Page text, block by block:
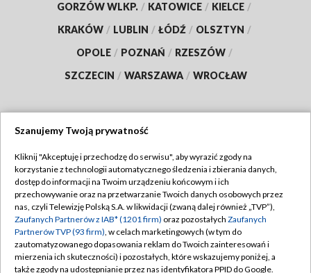
GORZÓW WLKP. / KATOWICE / KIELCE /
KRAKÓW / LUBLIN / ŁÓDŹ / OLSZTYN /
OPOLE / POZNAŃ / RZESZÓW /
SZCZECIN / WARSZAWA / WROCŁAW
TVP
Abonament TVP
Emisja w TVP
Centrum informacji TVP
Naziemna Telewizja Cyfrowa
Regulamin TVP
Polityka prywatności
Moje zgody
Pomoc
Szanujemy Twoją prywatność
Kliknij "Akceptuję i przechodzę do serwisu", aby wyrazić zgody na
korzystanie z technologii automatycznego śledzenia i zbierania danych,
dostęp do informacji na Twoim urządzeniu końcowym i ich
przechowywanie oraz na przetwarzanie Twoich danych osobowych przez
nas, czyli Telewizję Polską S.A. w likwidacji (zwaną dalej również „TVP”),
Zaufanych Partnerów z IAB* (1201 firm) oraz pozostałych Zaufanych
Partnerów TVP (93 firm), w celach marketingowych (w tym do
zautomatyzowanego dopasowania reklam do Twoich zainteresowań i
mierzenia ich skuteczności) i pozostałych, które wskazujemy poniżej, a
także zgody na udostępnianie przez nas identyfikatora PPID do Google.